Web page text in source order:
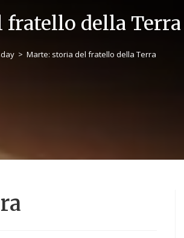
fratello della Terra
> Marte: storia del fratello della Terra